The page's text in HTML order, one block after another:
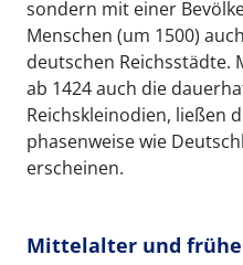
sondern mit einer
Menschen (um 1500)
deutschen Reichsstädte.
ab 1424 auch die
Reichskleinodien, ließen
phasenweise wie
erscheinen.
Mittelalter und